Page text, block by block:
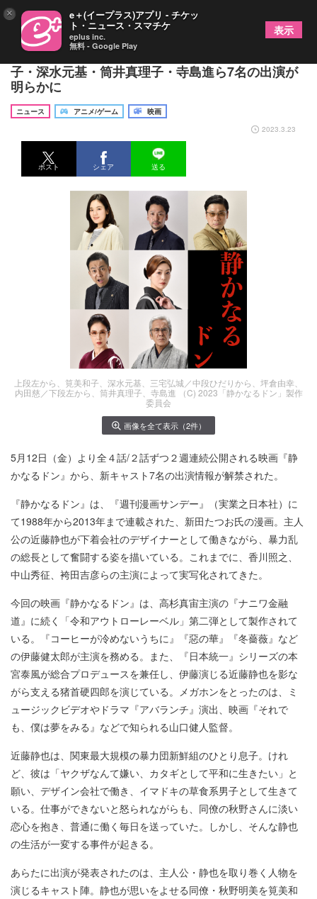
主演・伊藤健太郎の映画『静かなるドン』 筧美和
子・深水元基・筒井真理子・寺島進ら7名の出演が
明らかに
ニュース アニメ/ゲーム
映画
2023.3.23
ポスト シェア 送る
上段左から、筧美和子、深水元基、三宅弘城／中段ひだりから、坪倉由幸、
内田慈／下段左から、筒井真理子、寺島進 （C) 2023「静かなるドン」製作
委員会
画像を全て表示（2件）
5月12日（金）より全４話/２話ずつ２週連続公開される映画『静
かなるドン』から、新キャスト7名の出演情報が解禁された。
『静かなるドン』は、『週刊漫画サンデー』（実業之日本社）に
て1988年から2013年まで連載された、新田たつお氏の漫画。主人
公の近藤静也が下着会社のデザイナーとして働きながら、暴力乱
の総長として奮闘する姿を描いている。これまでに、香川照之、
中山秀征、袴田吉彦らの主演によって実写化されてきた。
今回の映画『静かなるドン』は、高杉真宙主演の『ナニワ金融
道』に続く「令和アウトローレーベル」第二弾として製作されて
いる。『コーヒーが冷めないうちに』『惡の華』『冬薔薇』など
の伊藤健太郎が主演を務める。また、『日本統一』シリーズの本
宮泰風が総合プロデュースを兼任し、伊藤演じる近藤静也を影な
がら支える猪首硬四郎を演じている。メガホンをとったのは、ミ
ュージックビデオやドラマ『アバランチ』演出、映画『それで
も、僕は夢をみる』などで知られる山口健人監督。
近藤静也は、関東最大規模の暴力団新鮮組のひとり息子。けれ
ど、彼は「ヤクザなんて嫌い、カタギとして平和に生きたい」と
願い、デザイン会社で働き、イマドキの草食系男子として生きて
いる。仕事ができないと怒られながらも、同僚の秋野さんに淡い
恋心を抱き、普通に働く毎日を送っていた。しかし、そんな静也
の生活が一変する事件が起きる。
あらたに出演が発表されたのは、主人公・静也を取り巻く人物を
演じるキャスト陣。静也が思いをよせる同僚・秋野明美を筧美和
× e＋(イープラス)アプリ - チケッ
ト・ニュース・スマチケ
eplus inc.
無料 - Google Play
表示